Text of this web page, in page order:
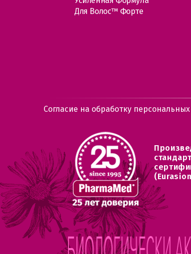
Для Волос™ Форте
Согласие на обработку